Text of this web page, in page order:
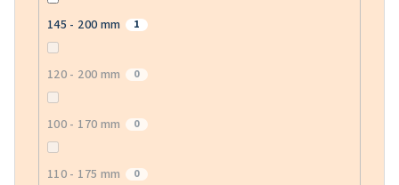
145 - 200 mm 1
120 - 200 mm 0
100 - 170 mm 0
110 - 175 mm 0